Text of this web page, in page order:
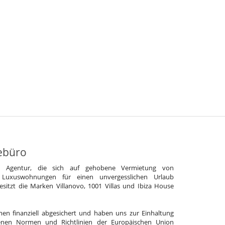
Agentur, die sich auf gehobene Vermietung von
für einen unvergesslichen Urlaub
die Marken Villanovo, 1001 Villas und Ibiza House
finanziell abgesichert und haben uns zur Einhaltung
Normen und Richtlinien der Europäischen Union